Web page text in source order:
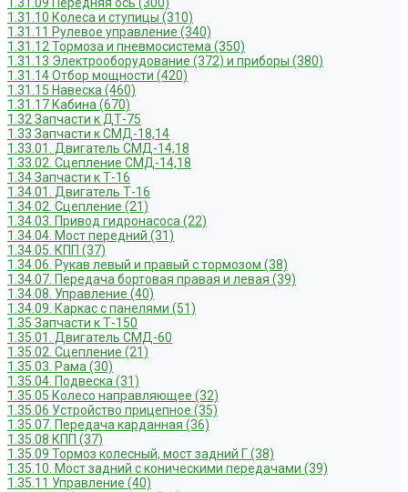
1.31.10 Колеса и ступицы (310)
1.31.11 Рулевое управление (340)
1.31.12 Тормоза и пневмосистема (350)
1.31.13 Электрооборудование (372) и приборы (380)
1.31.14 Отбор мощности (420)
1.31.15 Навеска (460)
1.31.17 Кабина (670)
1.32 Запчасти к ДТ-75
1.33 Запчасти к СМД-18,14
1.33.01. Двигатель СМД-14,18
1.33.02. Сцепление СМД-14,18
1.34 Запчасти к Т-16
1.34.01. Двигатель Т-16
1.34.02. Сцепление (21)
1.34.03. Привод гидронасоса (22)
1.34.04. Мост передний (31)
1.34.05. КПП (37)
1.34.06. Рукав левый и правый с тормозом (38)
1.34.07. Передача бортовая правая и левая (39)
1.34.08. Управление (40)
1.34.09. Каркас с панелями (51)
1.35 Запчасти к Т-150
1.35.01. Двигатель СМД-60
1.35.02. Сцепление (21)
1.35.03. Рама (30)
1.35.04. Подвеска (31)
1.35.05 Колесо направляющее (32)
1.35.06 Устройство прицепное (35)
1.35.07. Передача карданная (36)
1.35.08 КПП (37)
1.35.09 Тормоз колесный, мост задний Г (38)
1.35.10. Мост задний с коническими передачами (39)
1.35.11 Управление (40)